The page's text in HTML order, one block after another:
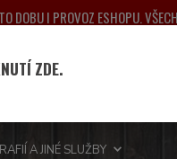
I PROVOZ ESHOPU.
A JINÉ SLUŽBY
ZDE.